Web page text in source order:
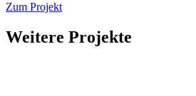
Zum Projekt
Weitere Projekte